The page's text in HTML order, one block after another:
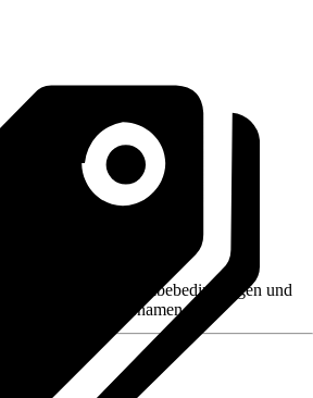
wie z. B. Rückgabebedingungen und
auf den Verkäufernamen.